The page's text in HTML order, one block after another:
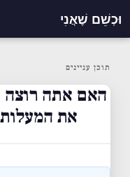
וּכְשֵׁם שֶׁאֲנִי
תוכן עניינים
האם אתה רוצה
את